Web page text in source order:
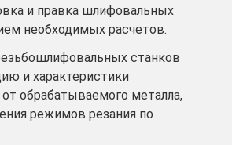
и правка шлифовальных
необходимых расчетов.
станков
и характеристики
обрабатываемого металла,
режимов резания по